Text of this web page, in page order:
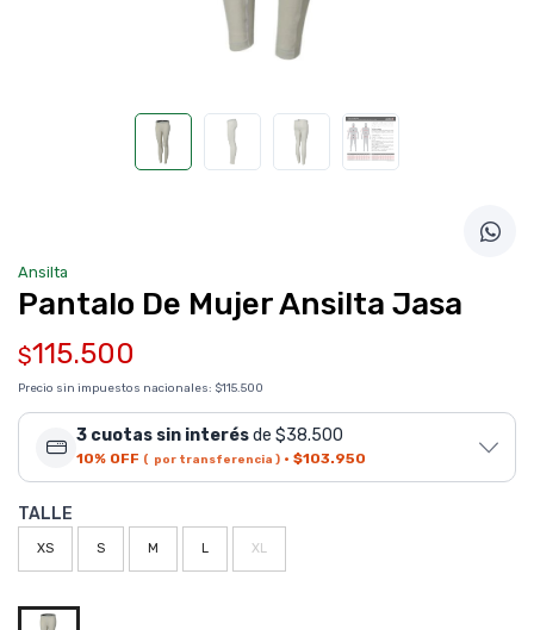
Ansilta
Pantalo De Mujer Ansilta Jasa
$115.500
Precio sin impuestos nacionales: $115.500
3 cuotas sin interésde $38.500
10% OFF ( por transferencia ) · $103.950
TALLE
XS S M L XL